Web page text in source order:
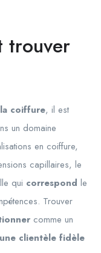
trouver
coiffure, il est
un domaine
en coiffure,
capillaires, le
qui correspond le
Trouver
comme un
clientèle fidèle